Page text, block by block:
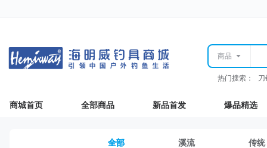
商品
热门搜索：
商城首页 全部商品 新品首发 爆品精选
全部 溪流 传统